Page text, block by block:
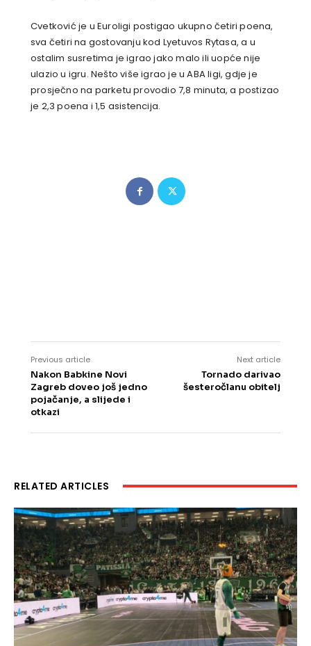
Cvetković je u Euroligi postigao ukupno četiri poena,
sva četiri na gostovanju kod Lyetuvos Rytasa, a u
ostalim susretima je igrao jako malo ili uopće nije
ulazio u igru. Nešto više igrao je u ABA ligi, gdje je
prosječno na parketu provodio 7,8 minuta, a postizao
je 2,3 poena i 1,5 asistencija.
Previous article
Nakon Babkine Novi
Zagreb doveo još jedno
pojačanje, a slijede i
otkazi
Next article
Tornado darivao
šesteročlanu obitelj
RELATED ARTICLES